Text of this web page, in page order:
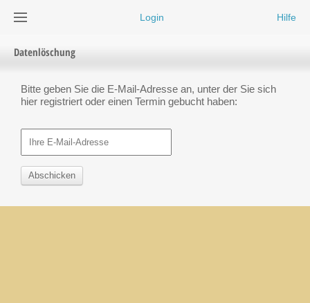
Login Hilfe
Datenlöschung
Bitte geben Sie die E-Mail-Adresse an, unter der Sie sich
hier registriert oder einen Termin gebucht haben:
Abschicken